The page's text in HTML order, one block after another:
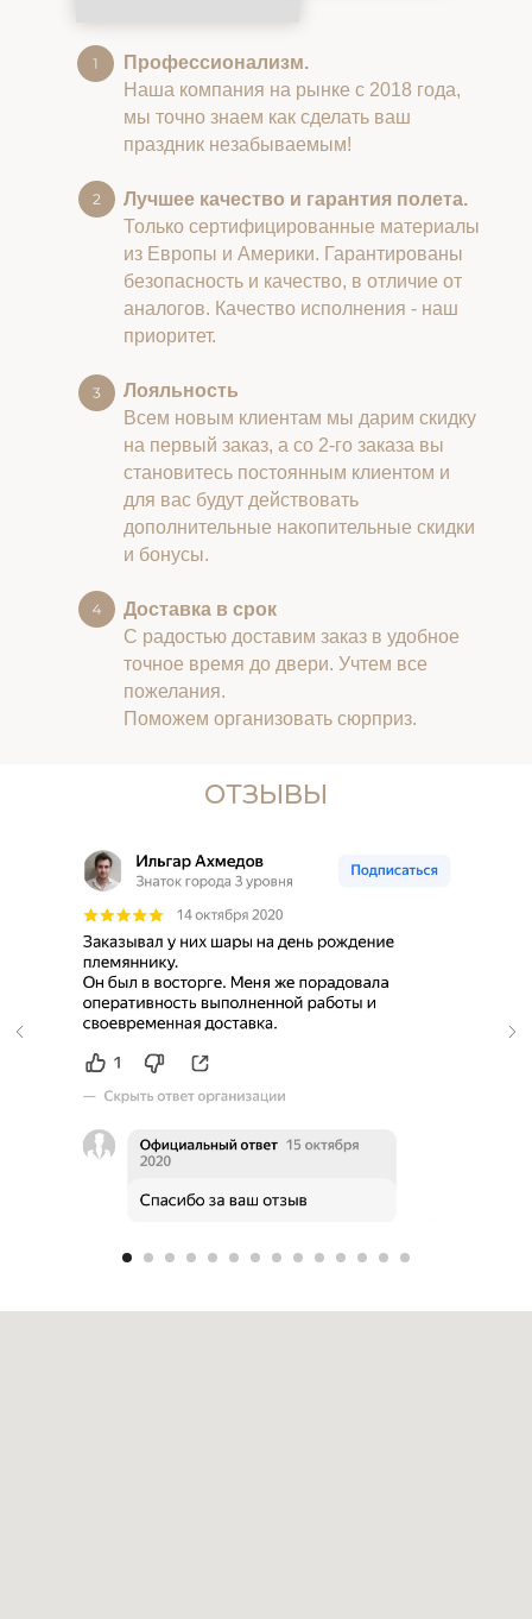
Профессионализм.
Наша компания на рынке с 2018 года,
мы точно знаем как сделать ваш
праздник незабываемым!
Лучшее качество и гарантия полета.
Только сертифицированные материалы
из Европы и Америки. Гарантированы
безопасность и качество, в отличие от
аналогов. Качество исполнения - наш
приоритет.
Лояльность
Всем новым клиентам мы дарим скидку
на первый заказ, а со 2-го заказа вы
становитесь постоянным клиентом и
для вас будут действовать
дополнительные накопительные скидки
и бонусы.
Доставка в срок
С радостью доставим заказ в удобное
точное время до двери. Учтем все
пожелания.
Поможем организовать сюрприз.
ОТЗЫВЫ